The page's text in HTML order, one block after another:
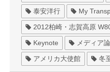
泰安洋行 My
2012柏崎・志賀高原
Keynote メディア
アメリカ大使館 冬